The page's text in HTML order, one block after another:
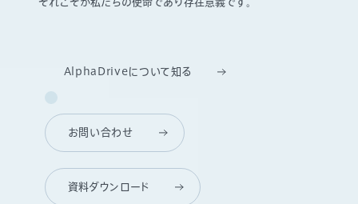
AlphaDriveについて知る
お問い合わせ
資料ダウンロード